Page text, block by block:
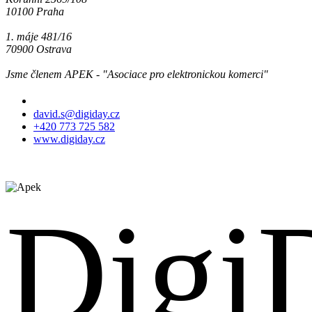
10100 Praha
1. máje 481/16
70900 Ostrava
Jsme členem APEK - "Asociace pro elektronickou komerci"
david.s@digiday.cz
+420 773 725 582
www.digiday.cz